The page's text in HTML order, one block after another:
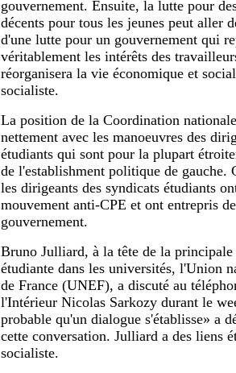
gouvernement. Ensuite, la lutte pour
décents pour tous les jeunes peut aller
d'une lutte pour un gouvernement qui
véritablement les intérêts des
réorganisera la vie économique et
socialiste.
La position de la Coordination
nettement avec les manoeuvres des
étudiants qui sont pour la plupart
de l'establishment politique de gauche.
les dirigeants des syndicats étudiants
mouvement anti-CPE et ont entrepris
gouvernement.
Bruno Julliard, à la tête de la
étudiante dans les universités, l'Union
de France (UNEF), a discuté au
l'Intérieur Nicolas Sarkozy durant le
probable qu'un dialogue s'établisse» a
cette conversation. Julliard a des liens
socialiste.